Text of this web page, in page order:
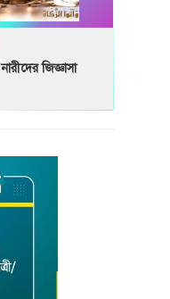
নারীদের জিজ্ঞাসা